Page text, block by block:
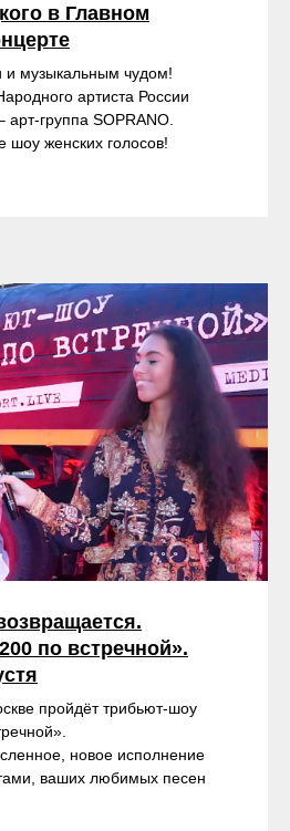
в Главном
и музыкальным чудом!
артиста России
группа SOPRANO.
шоу женских голосов!
по встречной».
пройдёт трибьют-шоу
новое исполнение
ваших любимых песен